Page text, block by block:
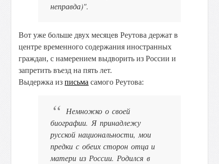
неправда)".
Вот уже больше двух месяцев Реутова держат в
центре временного содержания иностранных
граждан, с намерением выдворить из России и
запретить въезд на пять лет.
Выдержка изписьма самого Реутова:
Немножко о своей
биографии. Я принадлежу
русской национальности, мои
предки с обеих сторон отца и
матери из России. Родился в